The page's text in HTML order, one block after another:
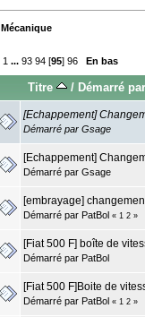
Mécanique
1 ...93 94 [95]96 En bas
Titre / Démarré
[Echappement]
Démarré par Gsage
[Echappement]
Démarré par Gsage
[embrayage]
Démarré par PatBol « 1 2 »
[Fiat 500 F] boîte de
Démarré par PatBol
[Fiat 500 F]Boite de
Démarré par PatBol « 1 2 »